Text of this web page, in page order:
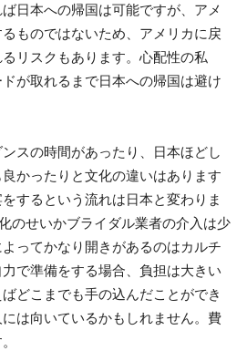
日本への帰国は可能ですが、アメ
ものではないため、アメリカに戻
リスクもあります。心配性の私
が取れるまで日本への帰国は避け
スの時間があったり、日本ほどし
かったりと文化の違いはあります
するという流れは日本と変わりま
のせいかブライダル業者の介入は少
ってかなり開きがあるのはカルチ
で準備をする場合、負担は大きい
どこまでも手の込んだことができ
は向いているかもしれません。費